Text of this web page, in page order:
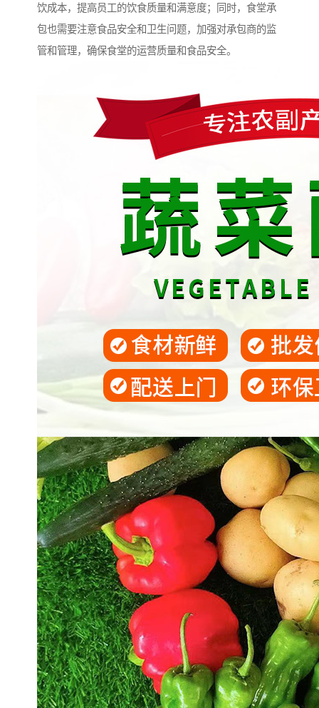
饮成本，提高员工的饮食质量和满意度；同时，食堂承
包也需要注意食品安全和卫生问题，加强对承包商的监
管和管理，确保食堂的运营质量和食品安全。